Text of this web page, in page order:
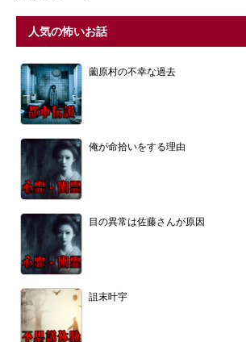
人気の怖いお話
薗原村の不幸な過去
俺が命拾いをする理由
目の異常は佐藤さんが原因
詛末叶宇